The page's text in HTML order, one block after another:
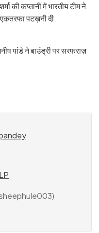
की कप्तानी में भारतीय टीम ने
पटख़नी दी.
पांडे ने बाउंड्री पर सरफराज़